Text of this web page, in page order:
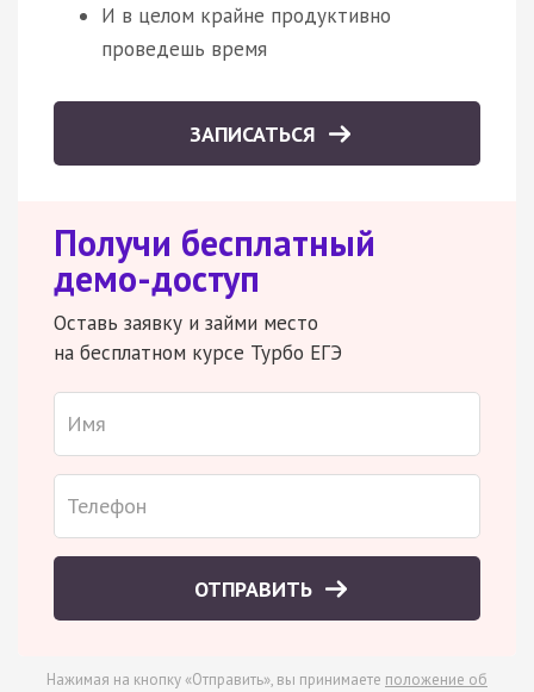
И в целом крайне продуктивно
проведешь время
ЗАПИСАТЬСЯ
Получи бесплатный
демо-доступ
Оставь заявку и займи место
на бесплатном курсе Турбо ЕГЭ
ОТПРАВИТЬ
Нажимая на кнопку «Отправить», вы принимаете положение об